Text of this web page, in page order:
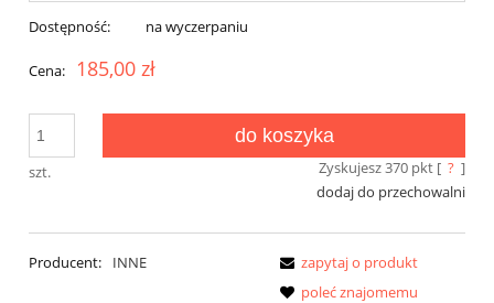
Dostępność: na wyczerpaniu
Cena: 185,00 zł
szt.
do koszyka
Zyskujesz370pkt [ ? ]
dodaj do przechowalni
Producent: INNE
zapytaj o produkt
poleć znajomemu